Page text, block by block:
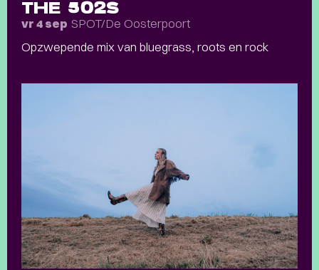
THE 502S
vr 4 sep SPOT/De Oosterpoort
Opzwepende mix van bluegrass, roots en rock